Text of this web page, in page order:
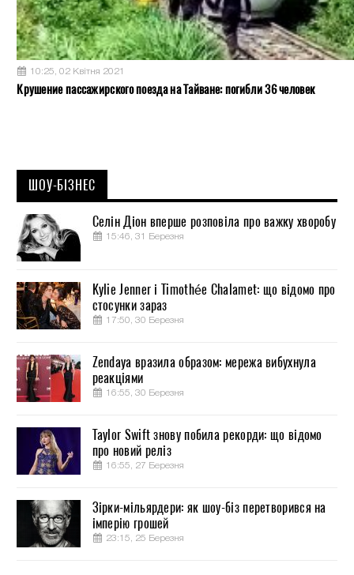
10:25, 02 Квітня 2021
Крушение пассажирского поезда на Тайване: погибли 36 человек
ШОУ-БІЗНЕС
Селін Діон вперше розповіла про важку хворобу
15:46, 31 Березня
Kylie Jenner і Timothée Chalamet: що відомо про
стосунки зараз
17:50, 30 Березня
Zendaya вразила образом: мережа вибухнула
реакціями
16:55, 30 Березня
Taylor Swift знову побила рекорди: що відомо
про новий реліз
16:55, 27 Березня
Зірки-мільярдери: як шоу-біз перетворився на
імперію грошей
23:15, 25 Березня